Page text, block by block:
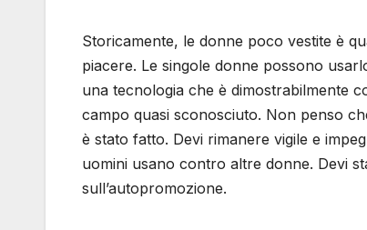
Storicamente, le donne poco vestite è
piacere. Le singole donne possono
una tecnologia che è dimostrabilmente
campo quasi sconosciuto. Non penso
è stato fatto. Devi rimanere vigile e
uomini usano contro altre donne. Devi
sull’autopromozione.